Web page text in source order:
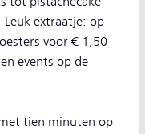
extraatje: op
voor € 1,50
events op de
tien minuten op